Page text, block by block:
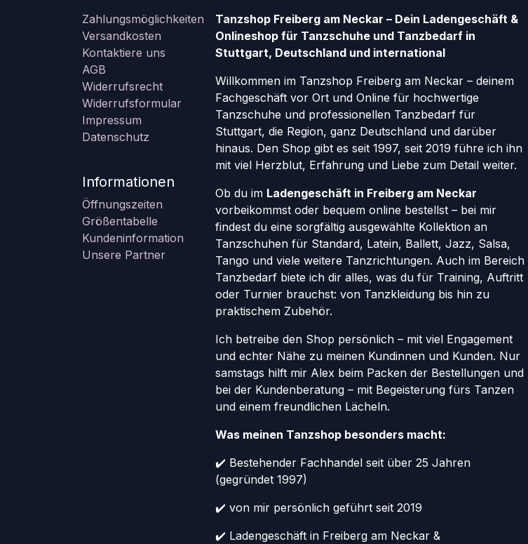
Zahlungsmöglichkeiten
Versandkosten
Kontaktiere uns
AGB
Widerrufsrecht
Widerrufsformular
Impressum
Datenschutz
Informationen
Öffnungszeiten
Größentabelle
Kundeninformation
Unsere Partner
Tanzshop Freiberg am Neckar – Dein Ladengeschäft &
Onlineshop für Tanzschuhe und Tanzbedarf in
Stuttgart, Deutschland und international
Willkommen im Tanzshop Freiberg am Neckar – deinem
Fachgeschäft vor Ort und Online für hochwertige
Tanzschuhe und professionellen Tanzbedarf für
Stuttgart, die Region, ganz Deutschland und darüber
hinaus. Den Shop gibt es seit 1997, seit 2019 führe ich ihn
mit viel Herzblut, Erfahrung und Liebe zum Detail weiter.
Ob du im Ladengeschäft in Freiberg am Neckar
vorbeikommst oder bequem online bestellst – bei mir
findest du eine sorgfältig ausgewählte Kollektion an
Tanzschuhen für Standard, Latein, Ballett, Jazz, Salsa,
Tango und viele weitere Tanzrichtungen. Auch im Bereich
Tanzbedarf biete ich dir alles, was du für Training, Auftritt
oder Turnier brauchst: von Tanzkleidung bis hin zu
praktischem Zubehör.
Ich betreibe den Shop persönlich – mit viel Engagement
und echter Nähe zu meinen Kundinnen und Kunden. Nur
samstags hilft mir Alex beim Packen der Bestellungen und
bei der Kundenberatung – mit Begeisterung fürs Tanzen
und einem freundlichen Lächeln.
Was meinen Tanzshop besonders macht:
✔️ Bestehender Fachhandel seit über 25 Jahren
(gegründet 1997)
✔️ von mir persönlich geführt seit 2019
✔️ Ladengeschäft in Freiberg am Neckar &